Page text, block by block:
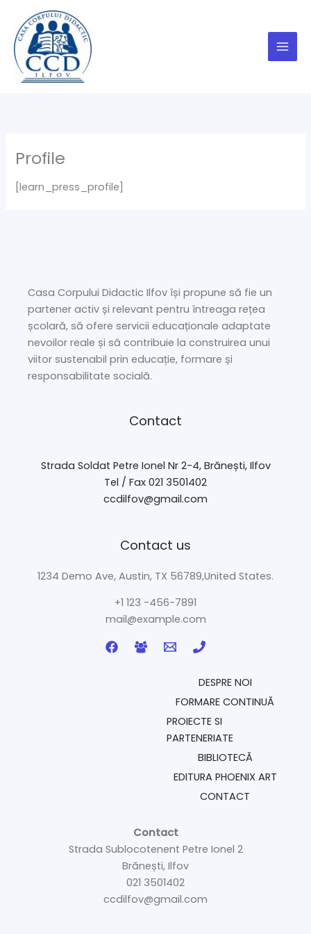
content
Profile
[learn_press_profile]
Casa Corpului Didactic Ilfov își propune să fie un
partener activ și relevant pentru întreaga rețea
școlară, să ofere servicii educaționale adaptate
nevoilor reale și să contribuie la construirea unui
viitor sustenabil prin educație, formare și
responsabilitate socială.
Contact
Strada Soldat Petre Ionel Nr 2-4, Brănești, Ilfov
Tel / Fax 021 3501402
ccdilfov@gmail.com
Contact us
1234 Demo Ave, Austin, TX 56789,United States.
+1 123 -456-7891
mail@example.com
DESPRE NOI
FORMARE CONTINUĂ
PROIECTE SI
PARTENERIATE
BIBLIOTECĂ
EDITURA PHOENIX ART
CONTACT
Contact
Strada Sublocotenent Petre Ionel 2
Brănești, Ilfov
021 3501402
ccdilfov@gmail.com